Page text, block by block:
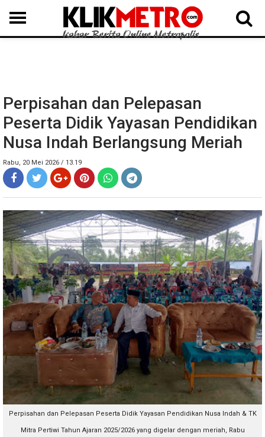
MEDAN LANGKAT DAIRI SAMOSIR TAPUT BATUBARA DELISERDANG
Perpisahan dan Pelepasan
Peserta Didik Yayasan Pendidikan
Nusa Indah Berlangsung Meriah
Rabu, 20 Mei 2026 / 13.19
Perpisahan dan Pelepasan Peserta Didik Yayasan Pendidikan Nusa Indah & TK
Mitra Pertiwi Tahun Ajaran 2025/2026 yang digelar dengan meriah, Rabu